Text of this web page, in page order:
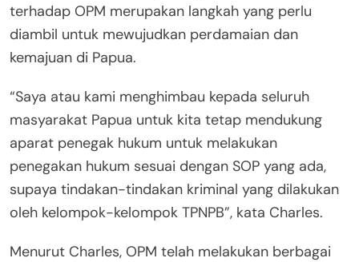
terhadap OPM merupakan langkah yang perlu
diambil untuk mewujudkan perdamaian dan
kemajuan di Papua.
“Saya atau kami menghimbau kepada seluruh
masyarakat Papua untuk kita tetap mendukung
aparat penegak hukum untuk melakukan
penegakan hukum sesuai dengan SOP yang ada,
supaya tindakan-tindakan kriminal yang dilakukan
oleh kelompok-kelompok TPNPB”, kata Charles.
Menurut Charles, OPM telah melakukan berbagai